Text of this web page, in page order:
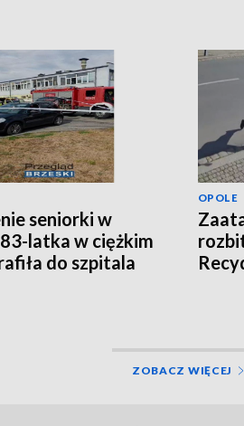
seniorki w
latka w ciężkim
do szpitala
OPOLE
ZOBACZ WIĘCEJ